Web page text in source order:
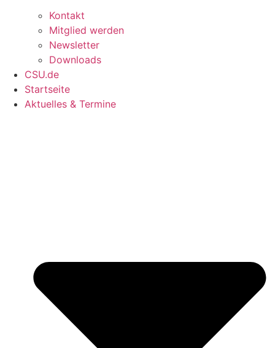
Kontakt
Mitglied werden
Newsletter
Downloads
CSU.de
Startseite
Aktuelles & Termine